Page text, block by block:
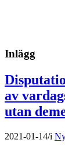
Inlägg
av
utan
2021-01-14/i